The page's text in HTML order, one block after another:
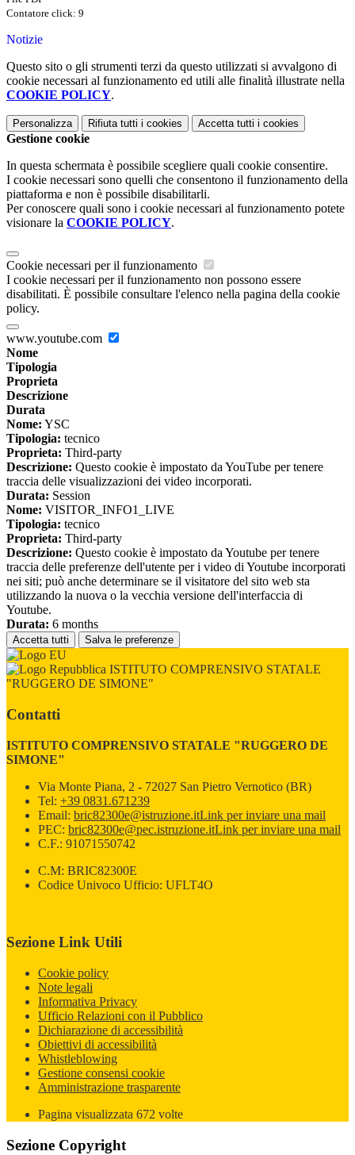
Contatore click: 9
Notizie
Questo sito o gli strumenti terzi da questo utilizzati si avvalgono di
cookie necessari al funzionamento ed utili alle finalità illustrate nella
COOKIE POLICY.
Personalizza Rifiuta tutti i cookies Accetta tutti i cookies
Gestione cookie
In questa schermata è possibile scegliere quali cookie consentire.
I cookie necessari sono quelli che consentono il funzionamento della
piattaforma e non è possibile disabilitarli.
Per conoscere quali sono i cookie necessari al funzionamento potete
visionare la COOKIE POLICY.
Cookie necessari per il funzionamento
I cookie necessari per il funzionamento non possono essere
disabilitati. È possibile consultare l'elenco nella pagina della cookie
policy.
www.youtube.com
Nome
Tipologia
Proprieta
Descrizione
Durata
Nome: YSC
Tipologia: tecnico
Proprieta: Third-party
Descrizione: Questo cookie è impostato da YouTube per tenere
traccia delle visualizzazioni dei video incorporati.
Durata: Session
Nome: VISITOR_INFO1_LIVE
Tipologia: tecnico
Proprieta: Third-party
Descrizione: Questo cookie è impostato da Youtube per tenere
traccia delle preferenze dell'utente per i video di Youtube incorporati
nei siti; può anche determinare se il visitatore del sito web sta
utilizzando la nuova o la vecchia versione dell'interfaccia di
Youtube.
Durata: 6 months
Accetta tutti Salva le preferenze
ISTITUTO COMPRENSIVO STATALE
"RUGGERO DE SIMONE"
Contatti
ISTITUTO COMPRENSIVO STATALE "RUGGERO DE
SIMONE"
Via Monte Piana, 2 - 72027 San Pietro Vernotico (BR)
Tel: +39 0831.671239
Email: bric82300e@istruzione.itLink per inviare una mail
PEC: bric82300e@pec.istruzione.itLink per inviare una mail
C.F.: 91071550742
C.M: BRIC82300E
Codice Univoco Ufficio: UFLT4O
Sezione Link Utili
Cookie policy
Note legali
Informativa Privacy
Ufficio Relazioni con il Pubblico
Dichiarazione di accessibilità
Obiettivi di accessibilità
Whistleblowing
Gestione consensi cookie
Amministrazione trasparente
Pagina visualizzata 672 volte
Sezione Copyright